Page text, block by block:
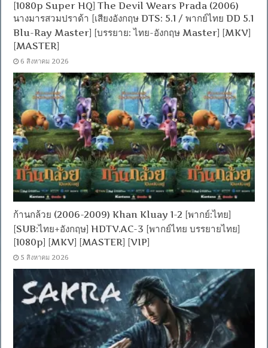
[1080p Super HQ] The Devil Wears Prada (2006)
นางมารสวมปราด้า [เสียงอังกฤษ DTS: 5.1 / พากย์ไทย DD 5.1
Blu-Ray Master] [บรรยาย: ไทย-อังกฤษ Master] [MKV]
[MASTER]
6 สิงหาคม 2026
ก้านกล้วย (2006-2009) Khan Kluay 1-2 [พากย์:ไทย]
[SUB:ไทย+อังกฤษ] HDTV.AC-3 [พากย์ไทย บรรยายไทย]
[1080p] [MKV] [MASTER] [VIP]
5 สิงหาคม 2026